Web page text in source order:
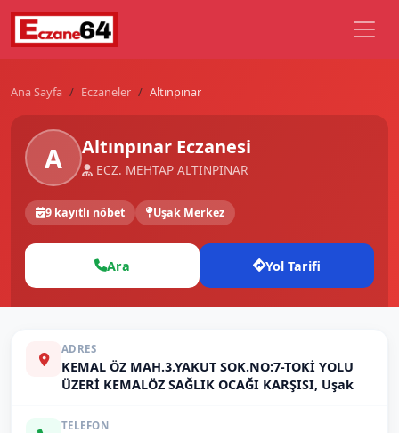
Ana Sayfa Eczaneler Altınpınar
A Altınpınar Eczanesi
ECZ. MEHTAP ALTINPINAR
9 kayıtlı nöbet Uşak Merkez
Ara Yol Tarifi
ADRES
KEMAL ÖZ MAH.3.YAKUT SOK.NO:7-TOKİ YOLU
ÜZERİ KEMALÖZ SAĞLIK OCAĞI KARŞISI, Uşak
TELEFON